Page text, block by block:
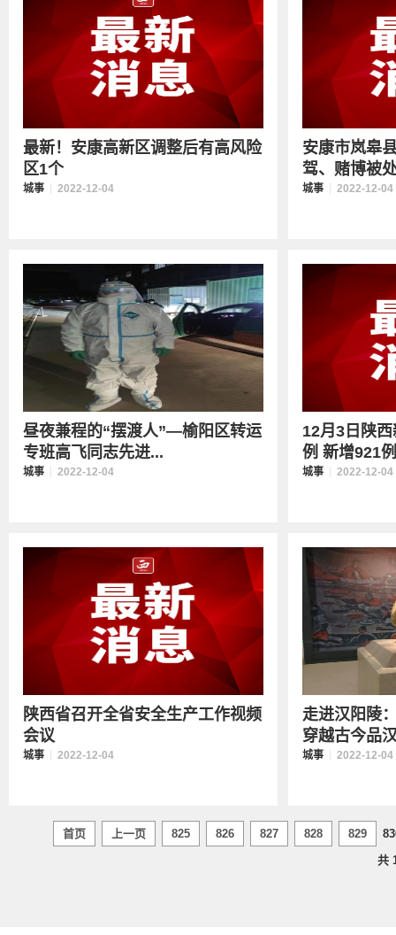
最新！安康高新区调整后有高风险
区1个
城事 2022-12-04
安康市岚皋
驾、赌博被
城事 2022-12-04
昼夜兼程的“摆渡人”—榆阳区转运
专班高飞同志先进...
城事 2022-12-04
12月3日陕
例 新增921
城事 2022-12-04
陕西省召开全省安全生产工作视频
会议
城事 2022-12-04
走进汉阳陵
穿越古今品
城事 2022-12-04
首页 上一页 825 826 827 828 829
共